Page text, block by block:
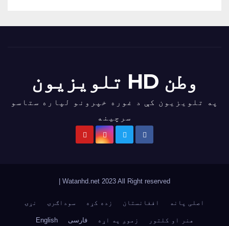
وطن HD تلویزیون
په تلویزیون کې د غوره خپرونو لپاره ستاسو
سرچینه
Watanhd.net 2023 All Right reserved
اصلی پانه افغانستان زده کړه سوداګرۍ نړۍ
هنر او کلتور زموږ په اړه فارسی English